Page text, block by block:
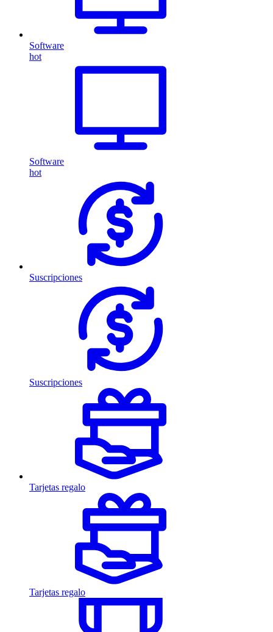
Software
hot
Software
hot
Suscripciones
Suscripciones
Tarjetas regalo
Tarjetas regalo